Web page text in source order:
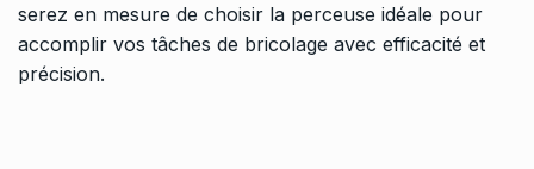
serez en mesure de choisir la perceuse idéale pour
accomplir vos tâches de bricolage avec efficacité et
précision.